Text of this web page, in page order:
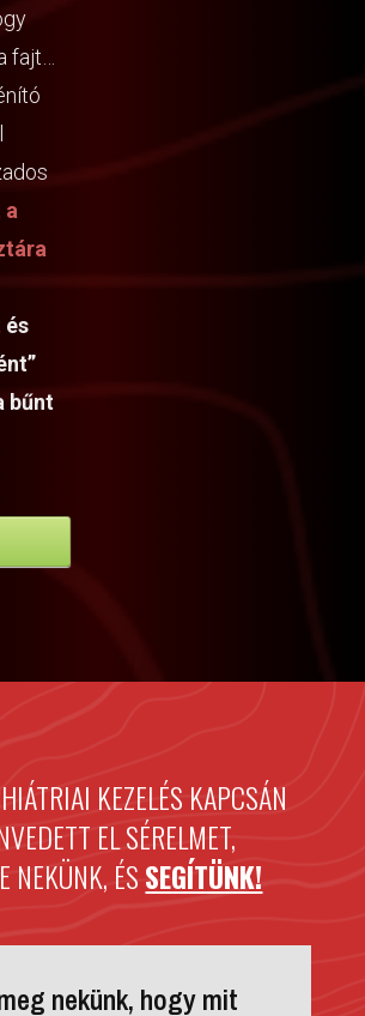
fajt…
a
és
bűnt
KEZELÉS KAPCSÁN
EL SÉRELMET,
NEKÜNK, ÉSSEGÍTÜNK!
nekünk, hogy mit